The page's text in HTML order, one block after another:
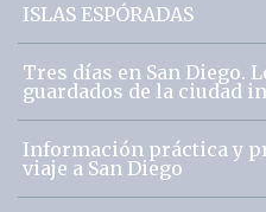
ISLAS ESPÓRADAS
Tres días en San Diego.
guardados de la ciudad
Información práctica y
viaje a San Diego